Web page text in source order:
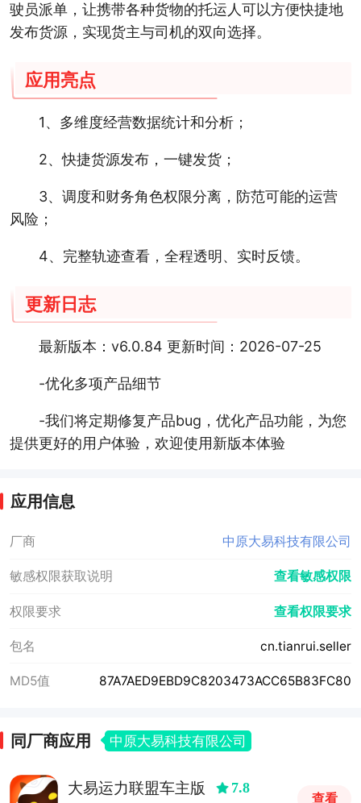
驶员派单，让携带各种货物的托运人可以方便快捷地
发布货源，实现货主与司机的双向选择。
应用亮点
1、多维度经营数据统计和分析；
2、快捷货源发布，一键发货；
3、调度和财务角色权限分离，防范可能的运营
风险；
4、完整轨迹查看，全程透明、实时反馈。
更新日志
最新版本：v6.0.84 更新时间：2026-07-25
-优化多项产品细节
-我们将定期修复产品bug，优化产品功能，为您
提供更好的用户体验，欢迎使用新版本体验
应用信息
厂商 中原大易科技有限公司
敏感权限获取说明 查看敏感权限
权限要求 查看权限要求
包名 cn.tianrui.seller
MD5值 87A7AED9EBD9C8203473ACC65B83FC80
同厂商应用 中原大易科技有限公司
大易运力联盟车主版 7.8
查看